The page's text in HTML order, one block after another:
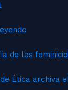
de los
Ética archiva